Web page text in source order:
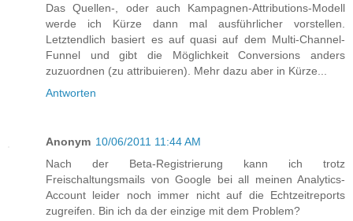
Das Quellen-, oder auch Kampagnen-Attributions-Modell
werde ich Kürze dann mal ausführlicher vorstellen.
Letztendlich basiert es auf quasi auf dem Multi-Channel-
Funnel und gibt die Möglichkeit Conversions anders
zuzuordnen (zu attribuieren). Mehr dazu aber in Kürze...
Antworten
Anonym 10/06/2011 11:44 AM
Nach der Beta-Registrierung kann ich trotz
Freischaltungsmails von Google bei all meinen Analytics-
Account leider noch immer nicht auf die Echtzeitreports
zugreifen. Bin ich da der einzige mit dem Problem?